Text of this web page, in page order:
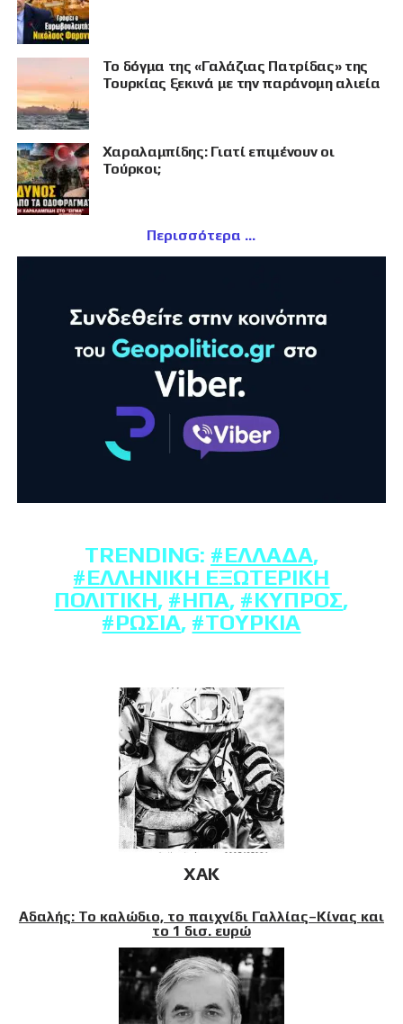
Το δόγμα της «Γαλάζιας Πατρίδας» της
Τουρκίας ξεκινά με την παράνομη αλιεία
Χαραλαμπίδης: Γιατί επιμένουν οι
Τούρκοι;
Περισσότερα
TRENDING: #ΕΛΛΆΔΑ,
#ΕΛΛΗΝΙΚΉ ΕΞΩΤΕΡΙΚΉ
ΠΟΛΙΤΙΚΉ, #ΗΠΑ, #ΚΎΠΡΟΣ,
#ΡΩΣΊΑ, #ΤΟΥΡΚΊΑ
XAK
Αδαλής: Το καλώδιο, το παιχνίδι Γαλλίας–Κίνας και
το 1 δισ. ευρώ